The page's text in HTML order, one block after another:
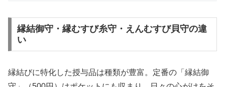
縁結御守・縁むすび糸守・えんむすび貝守の違
い
縁結びに特化した授与品は種類が豊富。定番の「縁結御